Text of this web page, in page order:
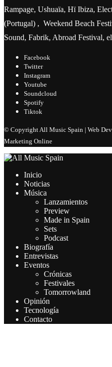
Rampage, Ushuaïa, Hï Ibiza,
(Portugal) , Weekend Beach
Sound, Fabrik, Abroad Festival,
Facebook
Twitter
Instagram
Youtube
Soundcloud
Spotify
Tiktok
© Copyright All Music Spain | Web
Marketing Online
Inicio
Noticias
Música
Lanzamientos
Preview
Made in Spain
Sets
Podcast
Biografía
Entrevistas
Eventos
Crónicas
Festivales
Tomorrowland
Opinión
Tecnología
Contacto